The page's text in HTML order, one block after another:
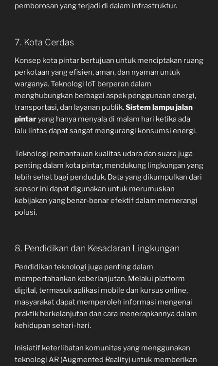
pemborosan yang terjadi di dalam infrastruktur.
7. Kota Cerdas
Konsep kota pintar bertujuan untuk menciptakan ruang
perkotaan yang efisien, aman, dan nyaman untuk
warganya. Teknologi IoT berperan dalam
menghubungkan berbagai aspek penggunaan energi,
transportasi, dan layanan publik.Sistem lampu jalan
pintaryang hanya menyala di malam hari ketika ada
lalu lintas dapat sangat mengurangi konsumsi energi.
Teknologi pemantauan kualitas udara dan suara juga
penting dalam kota pintar, mendukung lingkungan yang
lebih sehat bagi penduduk. Data yang dikumpulkan dari
sensor ini dapat digunakan untuk merumuskan
kebijakan yang benar-benar efektif dalam memerangi
polusi.
8. Pendidikan dan Kesadaran Lingkungan
Pendidikan teknologi juga penting dalam
mempertahankan keberlanjutan. Melalui platform
digital, termasuk aplikasi mobile dan kursus online,
masyarakat dapat memperoleh informasi mengenai
praktik berkelanjutan dan cara menerapkannya dalam
kehidupan sehari-hari.
Inisiatif keterlibatan komunitas yang menggunakan
teknologi AR (Augmented Reality) untuk memberikan